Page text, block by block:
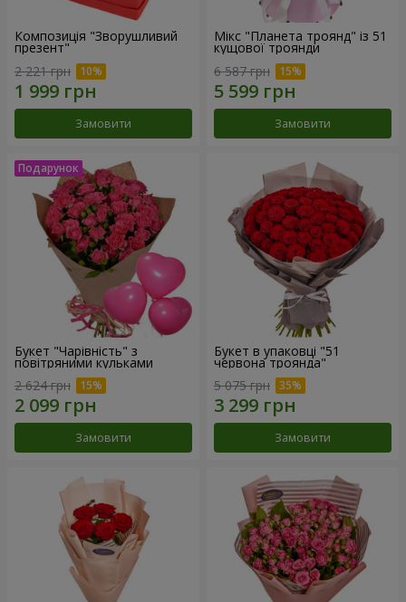
Композиція "Зворушливий
презент"
2 221 грн
Замовити
Мікс "Планета троянд" із 51
кущової троянди
6 587 грн
Замовити
Букет "Чарівність" з
повітряними кульками
2 624 грн
Замовити
Букет в упаковці "51
червона троянда"
5 075 грн
Замовити